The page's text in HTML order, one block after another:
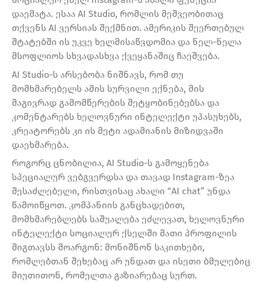
დაემატა. ესაა AI Studio, რომლის მეშვეობითაც
თქვენს AI ვერსიას შექმნით. ამერიკის შეერთებულ
შტატებში ის უკვე ხელმისაწვდომია და ნელ-ნელა
მსოფლიოს სხვადასხვა ქვეყანაშიც ჩაეშვება.
AI Studio-ს არსებობა ნიშნავს, რომ თუ
მომხმარებელს ამის სურვილი ექნება, მის
მაგივრად გამომწერების შეტყობინებებსა და
კომენტარებს ხელოვნური ინტელექტი უპასუხებს,
კრეატორებს კი ის მეტი ადამიანის მიზიდვაში
დაეხმარება.
როგორც ცნობილია, AI Studio-ს გამოყენება
სპეციალურ ვებგვერდსა და თავად Instagram-ზეა
შესაძლებელი, რისთვისაც ახალი “AI chat” უნდა
წამოიწყოთ. კომპანიის განცხადებით,
მომხმარებლებს საშუალება ეძლევათ, ხელოვნური
ინტელექტი სოციალურ ქსელში მათი პროფილის
შიგთავსს მოარგონ: მონიშნონ საკითხები,
რომლებთან შეხებაც არ უნდათ და ისეთი ბმულებიც
მიუთითონ, რომელთა გაზიარებაც სურთ.